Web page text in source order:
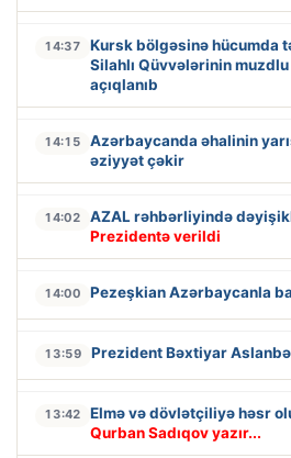
14:37
Kursk bölgəsinə hücumda
Silahlı Qüvvələrinin
açıqlanıb
14:15
Azərbaycanda əhalinin
əziyyət çəkir
14:02 AZAL rəhbərliyində
Prezidentə verildi
14:00 Pezeşkian Azərbaycanla
13:59 Prezident Bəxtiyar
13:42 Elmə və dövlətçiliyə həsr
Qurban Sadıqov yazır...